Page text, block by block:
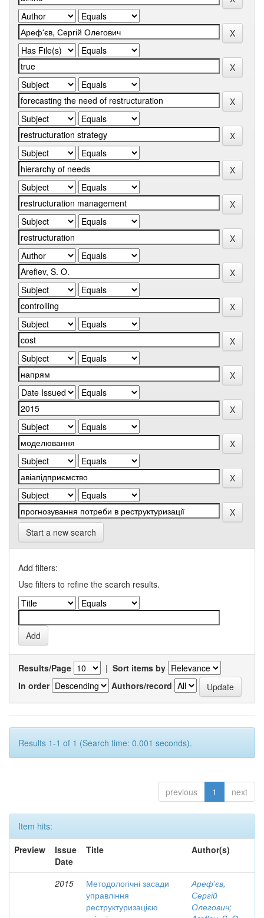
Start a new search
Add filters:
Use filters to refine the search results.
Results/Page | Sort items by
In order
Authors/record
Results 1-1 of 1 (Search time: 0.001 seconds).
previous 1 next
Item hits:
Preview
Issue
Date
Title Author(s)
2015
Методологічні засади
управління
реструктуризацією
Ареф'єв,
Сергій
Олегович;